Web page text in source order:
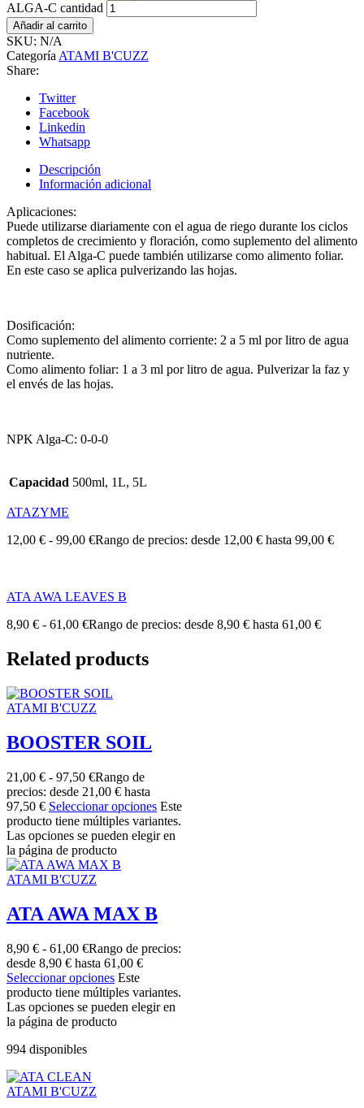
ALGA-C cantidad
Añadir al carrito
SKU: N/A
Categoría ATAMI B'CUZZ
Share:
Twitter
Facebook
Linkedin
Whatsapp
Descripción
Información adicional
Aplicaciones:
Puede utilizarse diariamente con el agua de riego durante los ciclos
completos de crecimiento y floración, como suplemento del alimento
habitual. El Alga-C puede también utilizarse como alimento foliar.
En este caso se aplica pulverizando las hojas.
Dosificación:
Como suplemento del alimento corriente: 2 a 5 ml por litro de agua
nutriente.
Como alimento foliar: 1 a 3 ml por litro de agua. Pulverizar la faz y
el envés de las hojas.
NPK Alga-C: 0-0-0
Capacidad 500ml, 1L, 5L
ATAZYME
12,00 € - 99,00 €Rango de precios: desde 12,00 € hasta 99,00 €
ATA AWA LEAVES B
8,90 € - 61,00 €Rango de precios: desde 8,90 € hasta 61,00 €
Related products
ATAMI B'CUZZ
BOOSTER SOIL
21,00 € - 97,50 €Rango de
precios: desde 21,00 € hasta
97,50 € Seleccionar opciones Este
producto tiene múltiples variantes.
Las opciones se pueden elegir en
la página de producto
ATAMI B'CUZZ
ATA AWA MAX B
8,90 € - 61,00 €Rango de precios:
desde 8,90 € hasta 61,00 €
Seleccionar opciones Este
producto tiene múltiples variantes.
Las opciones se pueden elegir en
la página de producto
994 disponibles
ATAMI B'CUZZ